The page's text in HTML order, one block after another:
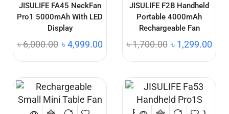
JISULIFE FA45 NeckFan
Pro1 5000mAh With LED
Display
৳6,000.00 ৳4,999.00
JISULIFE F2B Handheld
Portable 4000mAh
Rechargeable Fan
৳1,700.00 ৳ 1,299.00